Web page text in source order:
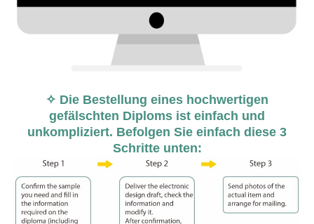
✧ Die Bestellung eines hochwertigen
gefälschten Diploms ist einfach und
unkompliziert. Befolgen Sie einfach diese 3
Schritte unten: